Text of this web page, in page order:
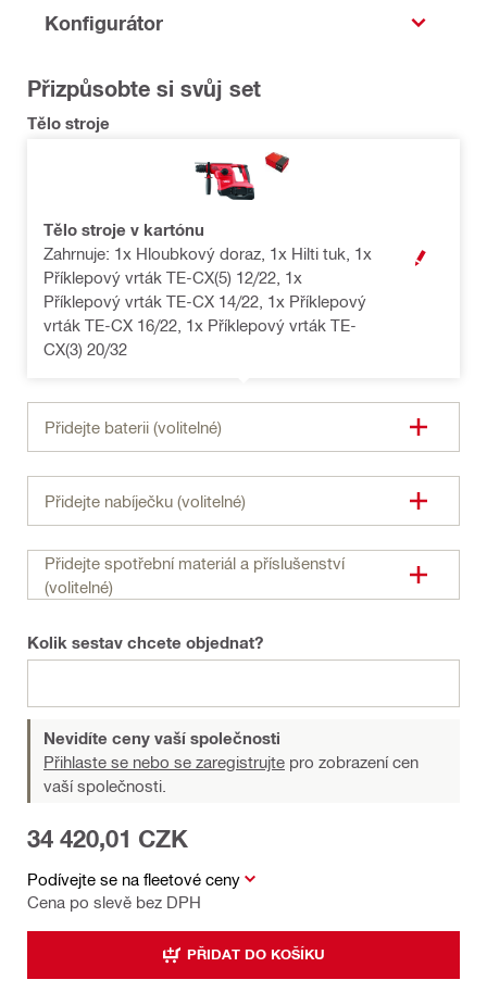
Konfigurátor
Přizpůsobte si svůj set
Tělo stroje
Tělo stroje v kartónu
Zahrnuje: 1x Hloubkový doraz, 1x Hilti tuk, 1x
Příklepový vrták TE-CX(5) 12/22, 1x
Příklepový vrták TE-CX 14/22, 1x Příklepový
vrták TE-CX 16/22, 1x Příklepový vrták TE-
CX(3) 20/32
OPEN MODAL
Přidejte baterii (volitelné)
Přidejte nabíječku (volitelné)
Přidejte spotřební materiál a příslušenství
(volitelné)
Kolik sestav chcete objednat?
Nevidíte ceny vaší společnosti
Přihlaste se nebo se zaregistrujte pro zobrazení cen
vaší společnosti.
Podívejte se na fleetové ceny
Cena po slevě bez DPH
34 420,01 CZK
PŘIDAT DO KOŠÍKU